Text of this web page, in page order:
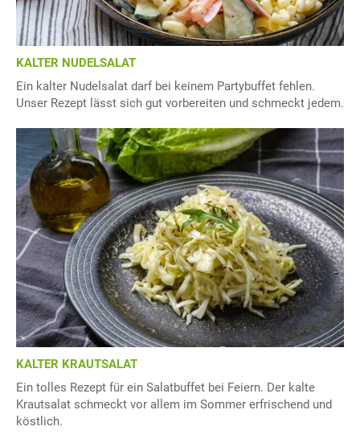
KALTER NUDELSALAT
Ein kalter Nudelsalat darf bei keinem Partybuffet fehlen.
Unser Rezept lässt sich gut vorbereiten und schmeckt jedem.
KALTER KRAUTSALAT
Ein tolles Rezept für ein Salatbuffet bei Feiern. Der kalte
Krautsalat schmeckt vor allem im Sommer erfrischend und
köstlich.